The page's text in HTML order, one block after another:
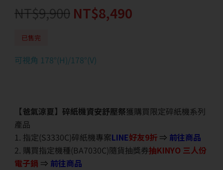
NT$9,900 NT$8,490
已售完
可視角 178°(H)/178°(V)
【爸氣涼夏】碎紙機資安舒壓祭獲購買限定碎紙機系列
產品
1. 指定(S3330C)碎紙機專案LINE好友9折 ⇒ 前往商品
2. 購買指定機種(BA7030C)隨貨抽獎券抽KINYO 三人份
電子鍋 ⇒ 前往商品